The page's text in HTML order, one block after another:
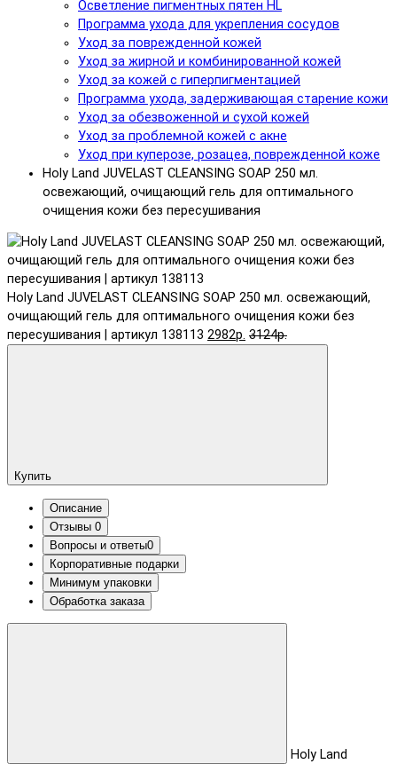
Осветление пигментных пятен HL
Программа ухода для укрепления сосудов
Уход за поврежденной кожей
Уход за жирной и комбинированной кожей
Уход за кожей с гиперпигментацией
Программа ухода, задерживающая старение кожи
Уход за обезвоженной и сухой кожей
Уход за проблемной кожей с акне
Уход при куперозе, розацеа, поврежденной коже
Holy Land JUVELAST CLEANSING SOAP 250 мл.
освежающий, очищающий гель для оптимального
очищения кожи без пересушивания
Holy Land JUVELAST CLEANSING SOAP 250 мл. освежающий,
очищающий гель для оптимального очищения кожи без
пересушивания | артикул 138113 2982р. 3124р.
Купить
Описание
Отзывы 0
Вопросы и ответы0
Корпоративные подарки
Минимум упаковки
Обработка заказа
Holy Land